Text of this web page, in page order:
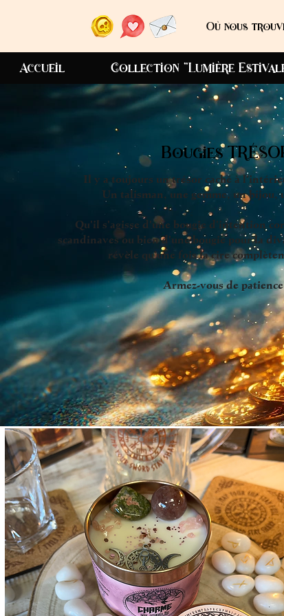
Où nous
Accueil Collection "Lumière
Bougies
Il y a toujours un trésor caché à
Un talisman, une gemme, un bijou,
Qu'il s'agisse d'une bougie d'intention
scandinaves ou bien d'une bougie pour la
révèle qu'une fois la cire
Armez-vous de